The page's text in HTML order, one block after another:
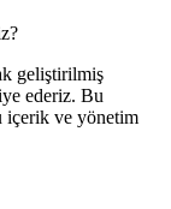
geliştirilmiş
ederiz. Bu
içerik ve yönetim